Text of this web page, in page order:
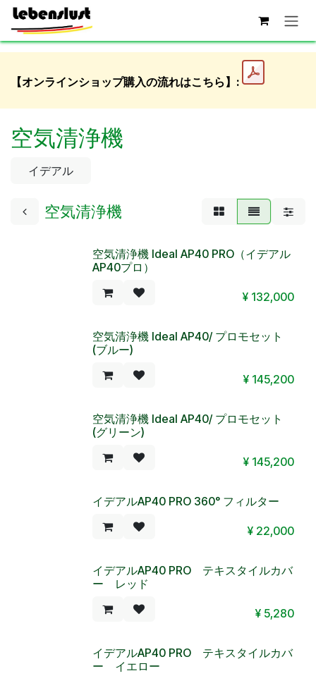
コンテンツへスキップ
【オンラインショップ購入の流れはこちら】:
空気清浄機
イデアル
空気清浄機
空気清浄機 Ideal AP40 PRO（イデアル
AP40プロ）
¥ 132,000
空気清浄機 Ideal AP40/ プロモセット
(ブルー)
¥ 145,200
空気清浄機 Ideal AP40/ プロモセット
(グリーン)
¥ 145,200
イデアルAP40 PRO 360° フィルター
¥ 22,000
イデアルAP40 PRO テキスタイルカバ
ー レッド
¥ 5,280
イデアルAP40 PRO テキスタイルカバ
ー イエロー